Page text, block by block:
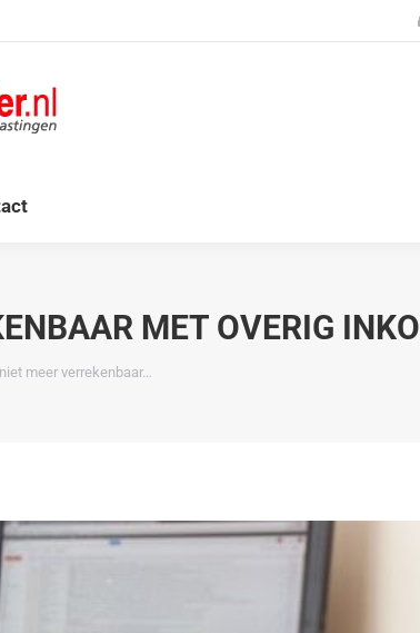
MET OVERIG
meer verrekenbaar…
Over ons Partners Nieuws